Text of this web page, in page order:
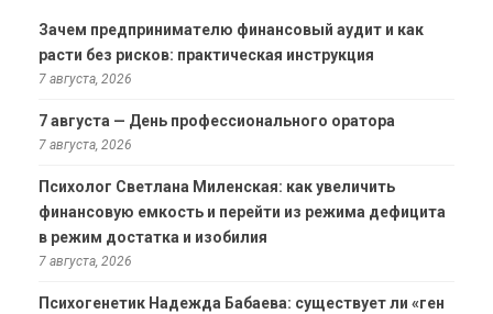
Зачем предпринимателю финансовый аудит и как
расти без рисков: практическая инструкция
7 августа, 2026
7 августа — День профессионального оратора
7 августа, 2026
Психолог Светлана Миленская: как увеличить
финансовую емкость и перейти из режима дефицита
в режим достатка и изобилия
7 августа, 2026
Психогенетик Надежда Бабаева: существует ли «ген